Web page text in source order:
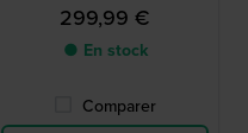
299,99 €
● En stock
Comparer